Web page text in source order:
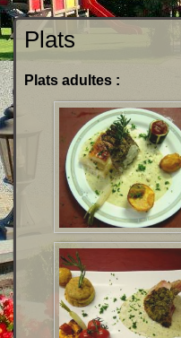
Plats
Plats adultes :